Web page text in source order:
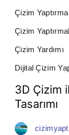
Çizim Yaptırma
Çizim
Çizim Yardımı
Dijital Çizim
3D Çizim
Tasarımı